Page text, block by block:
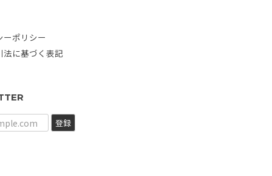
ーポリシー
法に基づく表記
登録